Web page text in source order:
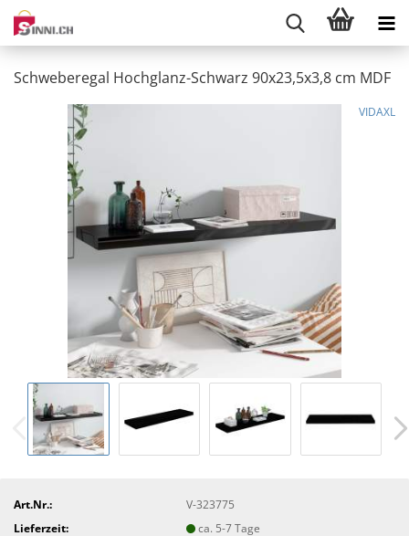
Schweberegal Hochglanz-Schwarz 90x23,5x3,8 cm MDF
VIDAXL
Art.Nr.:
V-323775
Lieferzeit:
ca. 5-7 Tage